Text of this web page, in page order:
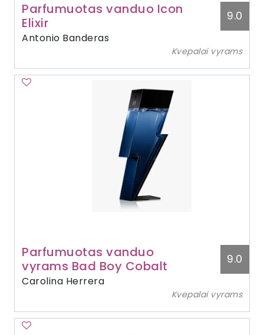
Parfumuotas vanduo Icon
Elixir
Antonio Banderas
9.0
Kvepalai vyrams
Parfumuotas vanduo
vyrams Bad Boy Cobalt
Carolina Herrera
9.0
Kvepalai vyrams